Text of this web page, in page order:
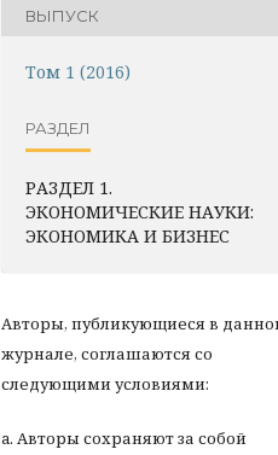
ВЫПУСК
Том 1 (2016)
РАЗДЕЛ
РАЗДЕЛ 1.
ЭКОНОМИЧЕСКИЕ НАУКИ:
ЭКОНОМИКА И БИЗНЕС
Авторы, публикующиеся в
журнале, соглашаются со
следующими условиями:
a. Авторы сохраняют за собой